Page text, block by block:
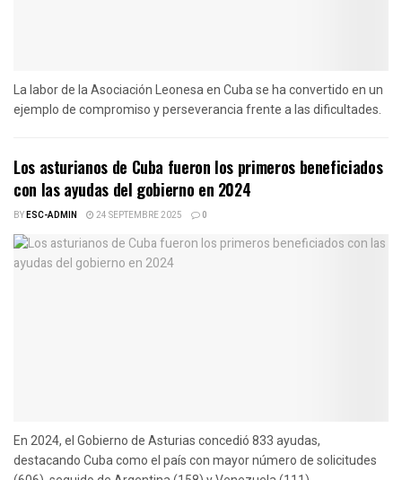
La labor de la Asociación Leonesa en Cuba se ha convertido en un
ejemplo de compromiso y perseverancia frente a las dificultades.
Los asturianos de Cuba fueron los primeros beneficiados
con las ayudas del gobierno en 2024
BYESC-ADMIN 24 SEPTEMBRE 2025 0
En 2024, el Gobierno de Asturias concedió 833 ayudas,
destacando Cuba como el país con mayor número de solicitudes